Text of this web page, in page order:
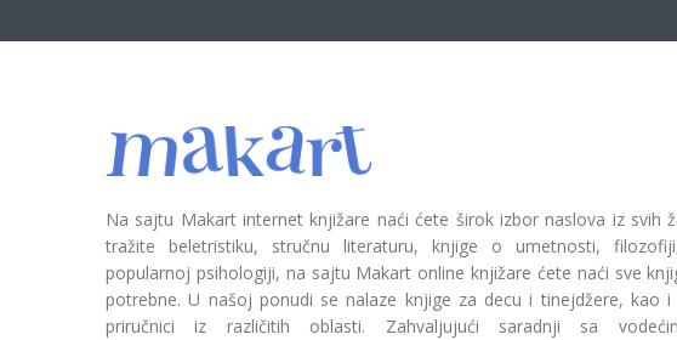
Na sajtu Makart internet knjižare naći ćete širok izbor naslova iz svih
tražite beletristiku, stručnu literaturu, knjige o umetnosti,
popularnoj psihologiji, na sajtu Makart online knjižare ćete naći sve
potrebne. U našoj ponudi se nalaze knjige za decu i tinejdžere, kao i
priručnici iz različitih oblasti. Zahvaljujući saradnji sa